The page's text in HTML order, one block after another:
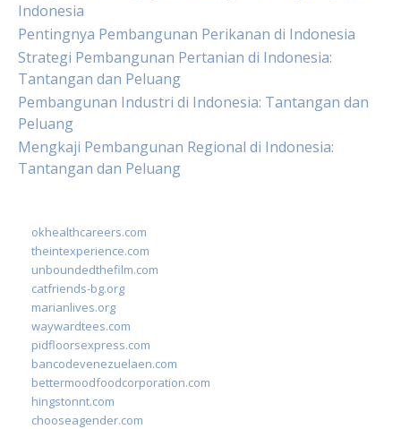
Indonesia
Pentingnya Pembangunan Perikanan di Indonesia
Strategi Pembangunan Pertanian di Indonesia:
Tantangan dan Peluang
Pembangunan Industri di Indonesia: Tantangan dan
Peluang
Mengkaji Pembangunan Regional di Indonesia:
Tantangan dan Peluang
okhealthcareers.com
theintexperience.com
unboundedthefilm.com
catfriends-bg.org
marianlives.org
waywardtees.com
pidfloorsexpress.com
bancodevenezuelaen.com
bettermoodfoodcorporation.com
hingstonnt.com
chooseagender.com